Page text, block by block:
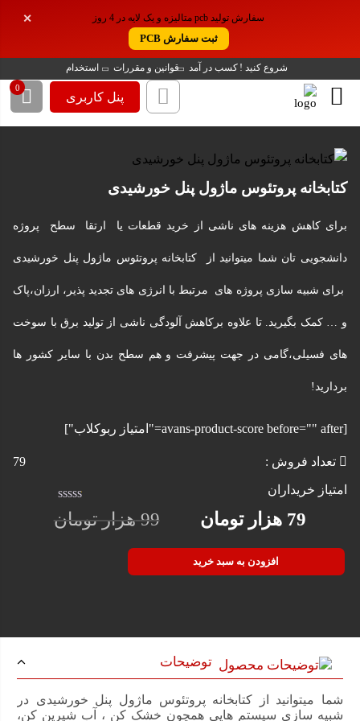
✕ سفارش تولید pcb متالیزه و یک لایه در 4 روز
ثبت سفارش PCB
شروع کنید ! کسب در آمد قوانین و مقررات استخدام
پنل کاربری
0
کتابخانه پروتئوس ماژول پنل خورشیدی
برای کاهش هزینه های ناشی از خرید قطعات یا ارتقا سطح پروژه
دانشجویی تان شما میتوانید از کتابخانه پروتئوس ماژول پنل خورشیدی
برای شبیه سازی پروژه های مرتبط با انرژی های تجدید پذیر، ارزان،پاک
و … کمک بگیرید. تا علاوه برکاهش آلودگی ناشی از تولید برق با سوخت
های فسیلی،گامی در جهت پیشرفت و هم سطح بدن با سایر کشور ها
بردارید!
[avans-product-score before="" after="امتیاز ربوکلاب"]
تعداد فروش : 79
امتیاز خریداران
امتیاز
0.1
افزودن به سبد خرید
99 هزار تومان
بود.
79 هزار تومان
است.
توضیحات
شما میتوانید از کتابخانه پروتئوس ماژول پنل خورشیدی در
شبیه سازی سیستم هایی همچون خشک کن ، آب شیرین کن،